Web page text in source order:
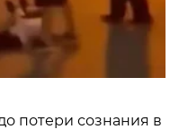
потери сознания в